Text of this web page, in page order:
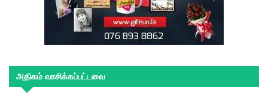
அதிகம் வாசிக்கப்பட்டவை